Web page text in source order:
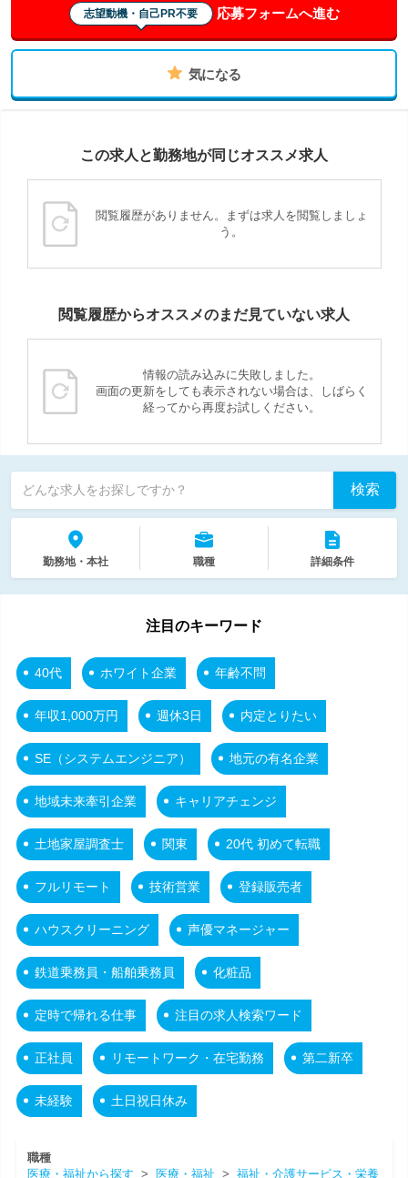
志望動機・自己PR不要 応募フォームへ進む
気になる
この求人と勤務地が同じオススメ求人
閲覧履歴がありません。まずは求人を閲覧しましょ
う。
閲覧履歴からオススメのまだ見ていない求人
情報の読み込みに失敗しました。
画面の更新をしても表示されない場合は、しばらく
経ってから再度お試しください。
どんな求人をお探しですか？ 検索
勤務地・本社 職種 詳細条件
注目のキーワード
40代 ホワイト企業 年齢不問
年収1,000万円 週休3日 内定とりたい
SE（システムエンジニア） 地元の有名企業
地域未来牽引企業 キャリアチェンジ
土地家屋調査士 関東 20代 初めて転職
フルリモート 技術営業 登録販売者
ハウスクリーニング 声優マネージャー
鉄道乗務員・船舶乗務員 化粧品
定時で帰れる仕事 注目の求人検索ワード
正社員 リモートワーク・在宅勤務 第二新卒
未経験 土日祝日休み
職種
医療・福祉から探す > 医療・福祉 > 福祉・介護サービス・栄養